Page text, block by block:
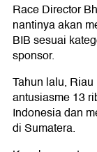
Race Director
nantinya akan
BIB sesuai
sponsor.
Tahun lalu,
antusiasme 13
Indonesia dan
di Sumatera.